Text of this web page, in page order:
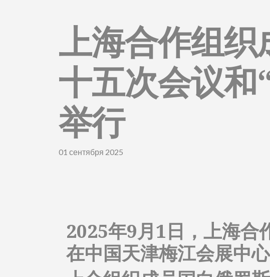
上海合作组
十五次会议和
举行
01 сентября 2025
2025年9月1日，上海合
在中国天津梅江会展中